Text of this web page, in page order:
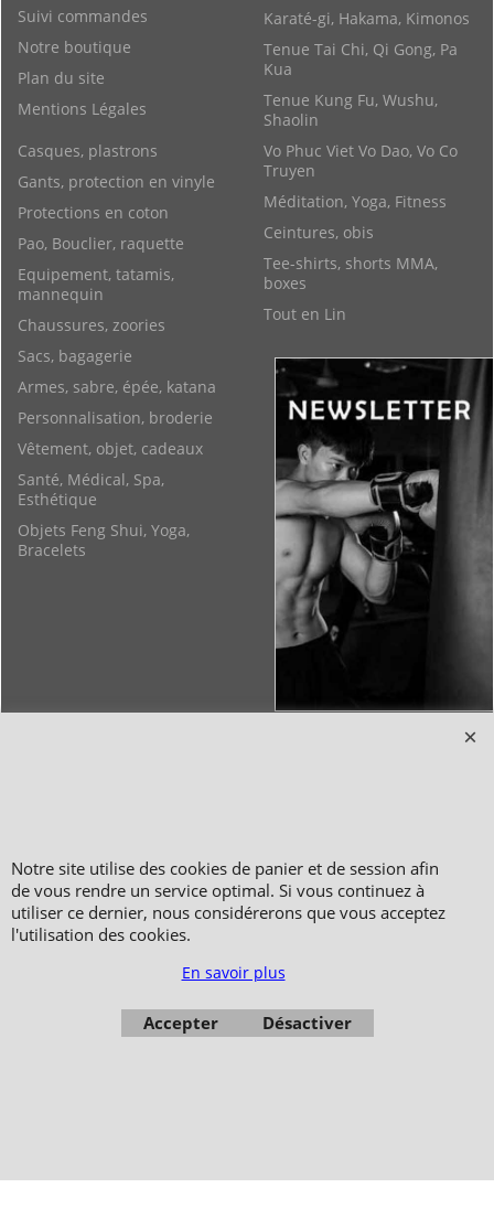
Suivi commandes
Notre boutique
Plan du site
Mentions Légales
Karaté-gi, Hakama, Kimonos
Tenue Tai Chi, Qi Gong, Pa
Kua
Tenue Kung Fu, Wushu,
Shaolin
Vo Phuc Viet Vo Dao, Vo Co
Truyen
Méditation, Yoga, Fitness
Ceintures, obis
Tee-shirts, shorts MMA,
boxes
Tout en Lin
Casques, plastrons
Gants, protection en vinyle
Protections en coton
Pao, Bouclier, raquette
Equipement, tatamis,
mannequin
Chaussures, zoories
Sacs, bagagerie
Armes, sabre, épée, katana
Personnalisation, broderie
Vêtement, objet, cadeaux
Santé, Médical, Spa,
Esthétique
Objets Feng Shui, Yoga,
Bracelets
Paiement sécurisé via Systempay CAISSE D’ÉPARGNE et PAYPAL
Nos prix sont affichés en HT et en TTC (hors frais de port) dont TVA 5.5 % et 20,0
% incluses, selon les articles
Photos non contractuelles - Reproduction interdite
Notre site utilise des cookies de panier et de session afin
de vous rendre un service optimal. Si vous continuez à
utiliser ce dernier, nous considérerons que vous acceptez
l'utilisation des cookies.
En savoir plus
Accepter Désactiver